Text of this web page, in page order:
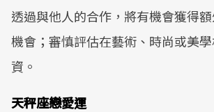
透過與他人的合作，將有機會獲得
機會；審慎評估在藝術、時尚或美
資。
天秤座戀愛運